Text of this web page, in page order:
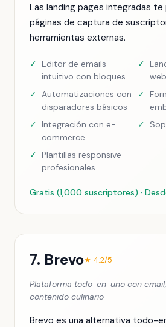
Las landing pages integradas
páginas de captura de
herramientas externas.
✓ Editor de emails
intuitivo con bloques
✓
✓ Automatizaciones con
disparadores básicos
✓
✓ Integración con e-
commerce
✓
✓ Plantillas responsive
profesionales
Gratis (1,000 suscriptores) ·
7. Brevo★ 4.2/5
Plataforma todo-en-uno con
contenido culinario
Brevo es una alternativa todo-